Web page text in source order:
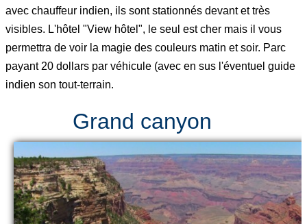
avec chauffeur indien, ils sont stationnés devant et très
visibles. L'hôtel "View hôtel", le seul est cher mais il vous
permettra de voir la magie des couleurs matin et soir. Parc
payant 20 dollars par véhicule (avec en sus l'éventuel guide
indien son tout-terrain.
Grand canyon